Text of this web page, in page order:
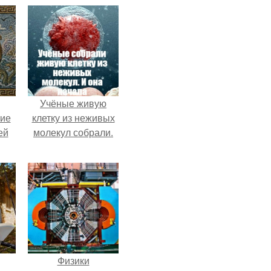
Учёные живую
клетку из неживых
молекул собрали.
Физики